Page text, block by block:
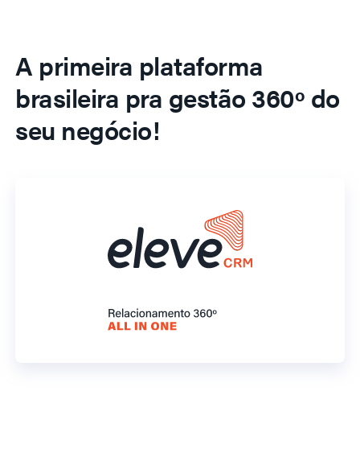
A primeira plataforma
brasileira pra gestão 360º do
seu negócio!